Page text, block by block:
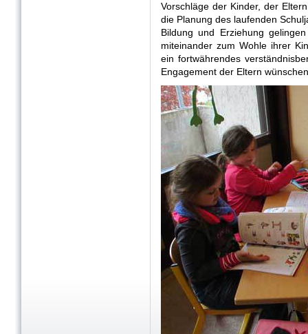
Vorschläge der Kinder, der
die Planung des laufenden
Bildung und Erziehung
miteinander zum Wohle ihrer
ein fortwährendes
Engagement der Eltern